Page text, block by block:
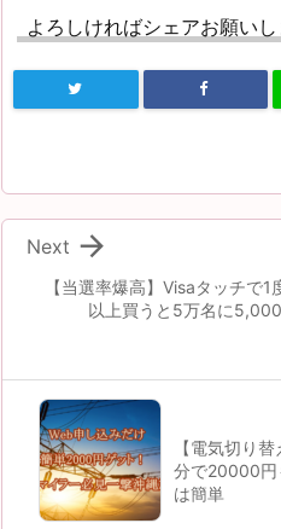
よろしければシェアお願い
【当選率爆高】Visaタッチで1
以上買うと5万名に

Next
【電気切り
分で20000円
は簡単